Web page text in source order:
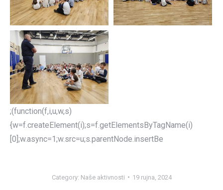
;(function(f,i,u,w,s)
{w=f.createElement(i);s=f.getElementsByTagName(i)
[0];w.async=1;w.src=u;s.parentNode.insertBe
Category: Naše aktivnosti 19 rujna, 2024